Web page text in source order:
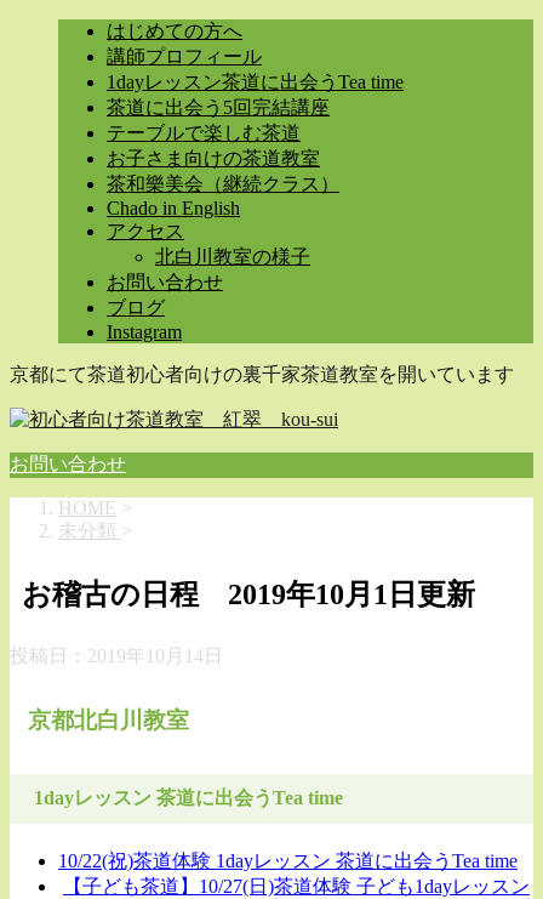
はじめての方へ
講師プロフィール
1dayレッスン茶道に出会うTea time
茶道に出会う5回完結講座
テーブルで楽しむ茶道
お子さま向けの茶道教室
茶和樂美会（継続クラス）
Chado in English
アクセス
北白川教室の様子
お問い合わせ
ブログ
Instagram
京都にて茶道初心者向けの裏千家茶道教室を開いています
お問い合わせ
HOME >
未分類 >
お稽古の日程 2019年10月1日更新
投稿日： 2019年10月14日
京都北白川教室
1dayレッスン 茶道に出会うTea time
10/22(祝)茶道体験 1dayレッスン 茶道に出会うTea time
【子ども茶道】10/27(日)茶道体験 子ども1dayレッスン